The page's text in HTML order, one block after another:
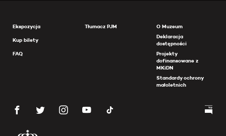
Ekspozycja
Kup bilety
FAQ
Tłumacz PJM
O Muzeum
Deklaracja
dostępności
Projekty
dofinansowane z
MKiDN
Standardy ochrony
małoletnich